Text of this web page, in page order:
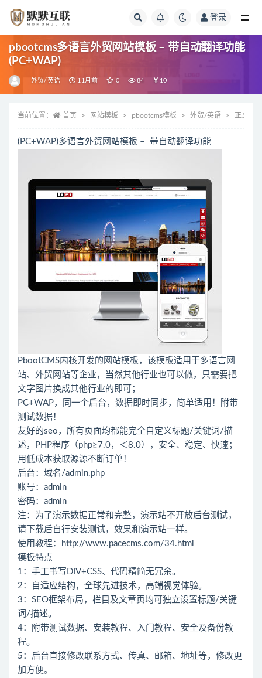
登录
pbootcms多语言外贸网站模板 – 带自动翻译功能
(PC+WAP)
外贸/英语 11月前 0 84 10
当前位置： 首页 网站模板 pbootcms模板 外贸/英语 正文
(PC+WAP)多语言外贸网站模板 – 带自动翻译功能
PbootCMS内核开发的网站模板，该模板适用于多语言网
站、外贸网站等企业，当然其他行业也可以做，只需要把
文字图片换成其他行业的即可；
PC+WAP，同一个后台，数据即时同步，简单适用！附带
测试数据！
友好的seo，所有页面均都能完全自定义标题/关键词/描
述，PHP程序（php≥7.0，＜8.0），安全、稳定、快速；
用低成本获取源源不断订单！
后台：域名/admin.php
账号：admin
密码：admin
注：为了演示数据正常和完整，演示站不开放后台测试，
请下载后自行安装测试，效果和演示站一样。
使用教程：
http://www.pacecms.com/34.html
模板特点
1：手工书写DIV+CSS、代码精简无冗余。
2：自适应结构，全球先进技术，高端视觉体验。
3：SEO框架布局，栏目及文章页均可独立设置标题/关键
词/描述。
4：附带测试数据、安装教程、入门教程、安全及备份教
程。
5：后台直接修改联系方式、传真、邮箱、地址等，修改更
加方便。